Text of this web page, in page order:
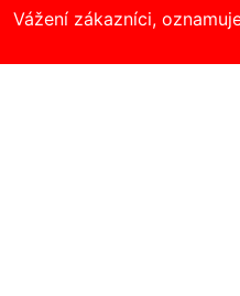
Vážení zákazníci,